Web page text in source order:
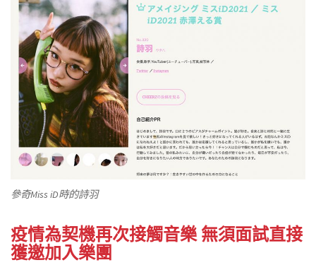
參奇Miss iD時的詩羽
疫情為契機再次接觸音樂 無須面試直接
獲邀加入樂團